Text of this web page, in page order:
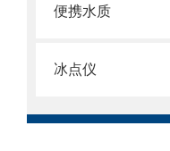
便携水质
冰点仪